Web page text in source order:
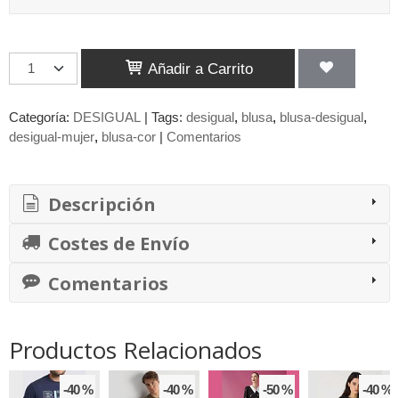
Añadir a Carrito
Categoría: DESIGUAL | Tags: desigual blusa blusa-desigual
desigual-mujer blusa-cor | Comentarios
Descripción
Costes de Envío
Comentarios
Productos Relacionados
-40 % -40 % -50 % -40 %